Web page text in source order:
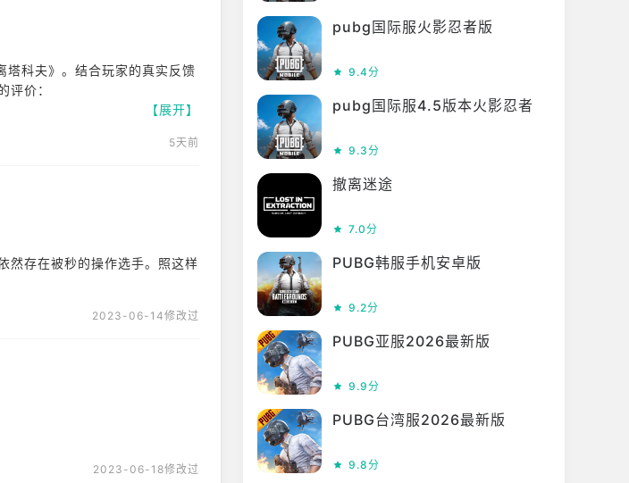
塔科夫》。结合玩家的真实反馈
评价：
的玩法带来了极高的策略深度和
间，还带有类似技能的“词条”
时，队友也可能为了抢夺装备而
打击感略显不足，击中敌人时
验。
【展开】
5天前
然存在被秒的操作选手。照这样
2023-06-14修改过
2023-06-18修改过
pubg国际服火影忍者版
9.4分
pubg国际服4.5版本火影忍者
9.3分
撤离迷途
7.0分
PUBG韩服手机安卓版
9.2分
PUBG亚服2026最新版
9.9分
PUBG台湾服2026最新版
9.8分